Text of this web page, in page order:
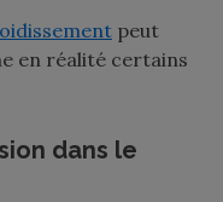
peut
en réalité certains
dans le